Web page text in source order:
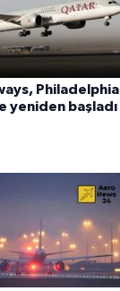
Philadelphia
yeniden başladı